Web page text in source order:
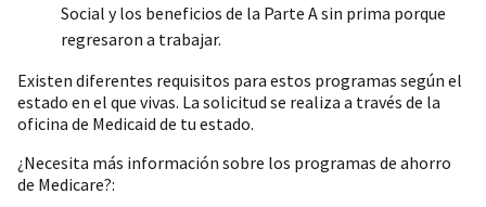
Social y los beneficios de la Parte A sin prima porque
regresaron a trabajar.
Existen diferentes requisitos para estos programas según el
estado en el que vivas. La solicitud se realiza a través de la
oficina de Medicaid de tu estado.
¿Necesita más información sobre los programas de ahorro
de Medicare?: